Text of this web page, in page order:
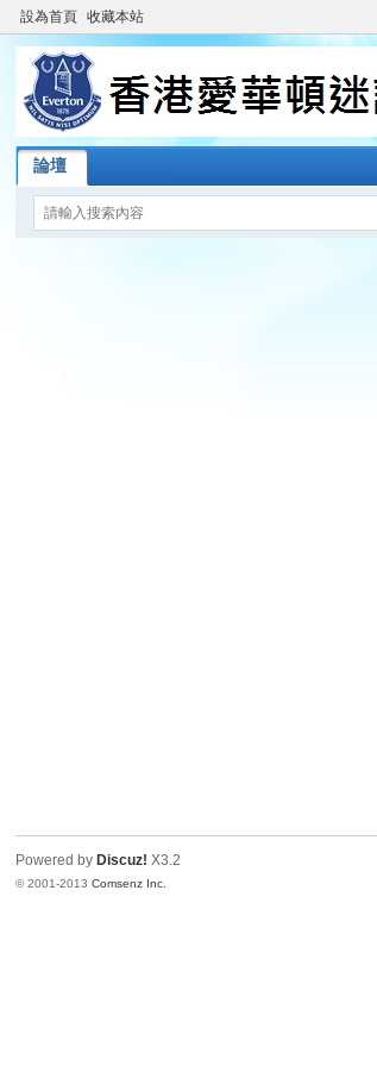
設為首頁 收藏本站
論壇
Powered by Discuz! X3.2
© 2001-2013Comsenz Inc.